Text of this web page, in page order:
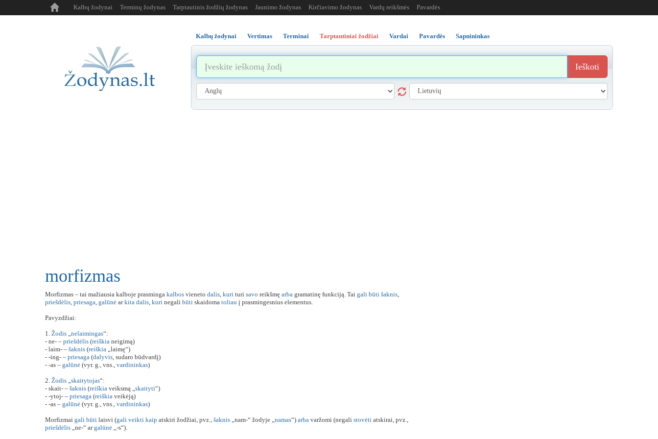
Kalbų žodynai Terminų žodynas Tarptautinis žodžių žodynas Jaunimo žodynas Kirčiavimo žodynas Vardų reikšmės Pavardės
Kalbų žodynai Vertimas Terminai Tarptautiniai žodžiai Vardai Pavardės Sapnininkas
Ieškoti
morfizmas
Morfizmas – tai mažiausia kalboje prasminga kalbos vieneto dalis, kuri turi savo reikšmę arba gramatinę funkciją. Tai gali būti šaknis,
priešdėlis, priesaga, galūnė arkita dalis, kuri negali būti skaidoma toliau į prasmingesnius elementus.
Pavyzdžiai:
1. Žodis „nelaimingas“:
- ne- – priešdėlis (reiškia neigimą)
- laim- – šaknis (reiškia „laimę“)
- -ing- – priesaga (dalyvis, sudaro būdvardį)
- -as – galūnė (vyr. g., vns., vardininkas)
2. Žodis „skaitytojas“:
- skait- – šaknis (reiškia veiksmą „skaityti“)
- -ytoj- – priesaga (reiškia veikėją)
- -as – galūnė (vyr. g., vns., vardininkas)
Morfizmai gali būti laisvi (gali veikti kaip atskiri žodžiai, pvz., šaknis „nam-“ žodyje „namas“) arba varžomi (negali stovėti atskirai, pvz.,
priešdėlis „ne-“ argalūnė „-s“).